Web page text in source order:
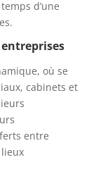
d’une
où se
cabinets et
entre